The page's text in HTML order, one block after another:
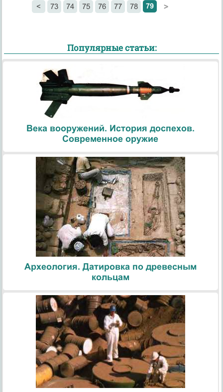
< 73 74 75 76 77 78 79 >
Популярные статьи:
Века вооружений. История доспехов.
Современное оружие
Археология. Датировка по древесным
кольцам